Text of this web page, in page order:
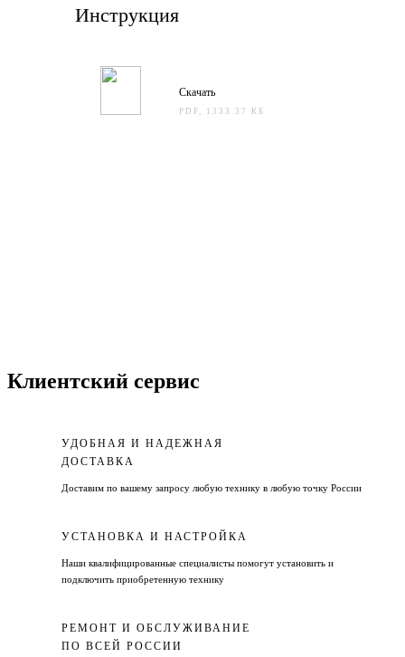
Инструкция
Скачать
PDF, 1333.37 КБ
Клиентский сервис
УДОБНАЯ И НАДЕЖНАЯ
ДОСТАВКА
Доставим по вашему запросу любую технику в любую точку России
УСТАНОВКА И НАСТРОЙКА
Наши квалифицированные специалисты помогут установить и
подключить приобретенную технику
РЕМОНТ И ОБСЛУЖИВАНИЕ
ПО ВСЕЙ РОССИИ